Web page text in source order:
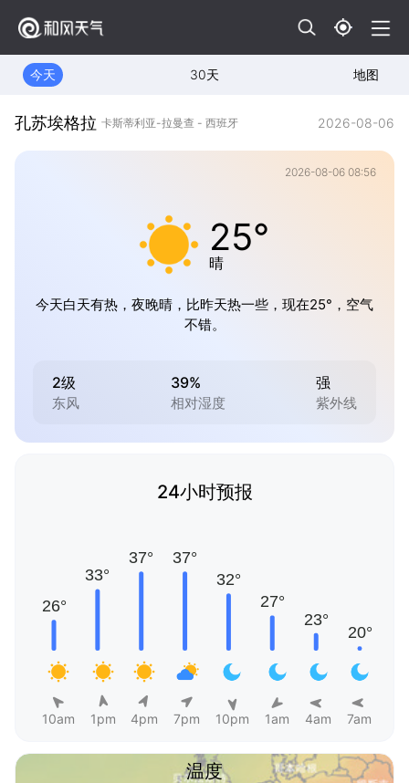
今天 30天 地图
孔苏埃格拉 卡斯蒂利亚-拉曼查 - 西班牙 2026-08-06
2026-08-06 08:56
25°
晴
今天白天有热，夜晚晴，比昨天热一些，现在25°，空气
不错。
2级
东风
39%
相对湿度
强
紫外线
24小时预报
10am 1pm 4pm 7pm 10pm 1am 4am 7am
温度